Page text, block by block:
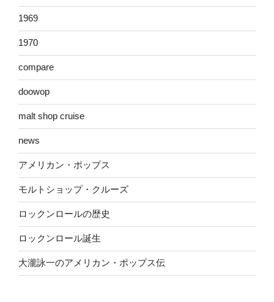
1969
1970
compare
doowop
malt shop cruise
news
アメリカン・ポップス
モルトショップ・クルーズ
ロックンロールの歴史
ロックンロール誕生
大瀧詠一のアメリカン・ポップス伝